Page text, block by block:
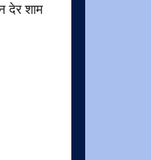
देर शाम